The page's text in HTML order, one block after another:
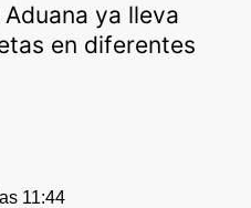
ya lleva
en diferentes
11:44